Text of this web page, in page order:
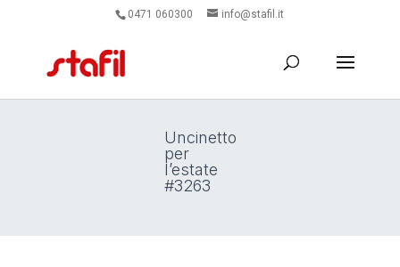
0471 060300 info@stafil.it
Uncinetto
per
l’estate
#3263